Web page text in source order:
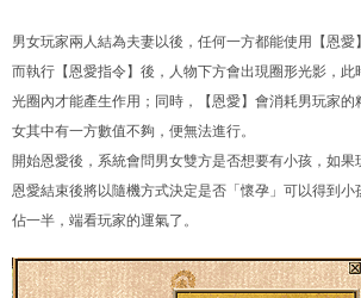
男女玩家兩人結為夫妻以後，任何一方都能使用【恩愛
而執行【恩愛指令】後，人物下方會出現圈形光影，此
光圈內才能產生作用；同時，【恩愛】會消耗男玩家的
女其中有一方數值不夠，便無法進行。
開始恩愛後，系統會問男女雙方是否想要有小孩，如
恩愛結束後將以隨機方式決定是否「懷孕」可以得到小
佔一半，端看玩家的運氣了。